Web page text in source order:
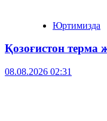
Юртимизда
Қозоғистон терма
08.08.2026 02:31